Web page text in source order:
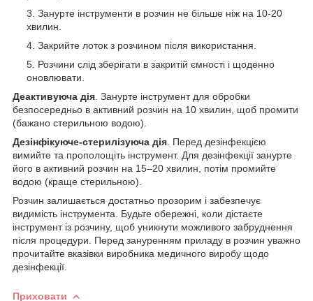
Занурте інструменти в розчин не більше ніж на 10-20
хвилин.
Закрийте лоток з розчином після використання.
Розчини слід зберігати в закритій ємності і щоденно
оновлювати.
Деактивуюча дія . Занурте інструмент для обробки
безпосередньо в активний розчин на 10 хвилин, щоб промити
(бажано стерильною водою).
Дезінфікуюче-стерилізуюча дія . Перед дезінфекцією
вимийте та прополощіть інструмент. Для дезінфекції занурте
його в активний розчин на 15–20 хвилин, потім промийте
водою (краще стерильною).
Розчин залишається достатньо прозорим і забезпечує
видимість інструмента. Будьте обережні, коли дістаєте
інструмент із розчину, щоб уникнути можливого забруднення
після процедури. Перед зануренням приладу в розчин уважно
прочитайте вказівки виробника медичного виробу щодо
дезінфекції.
Приховати